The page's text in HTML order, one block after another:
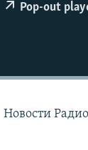
Pop-out
Новости